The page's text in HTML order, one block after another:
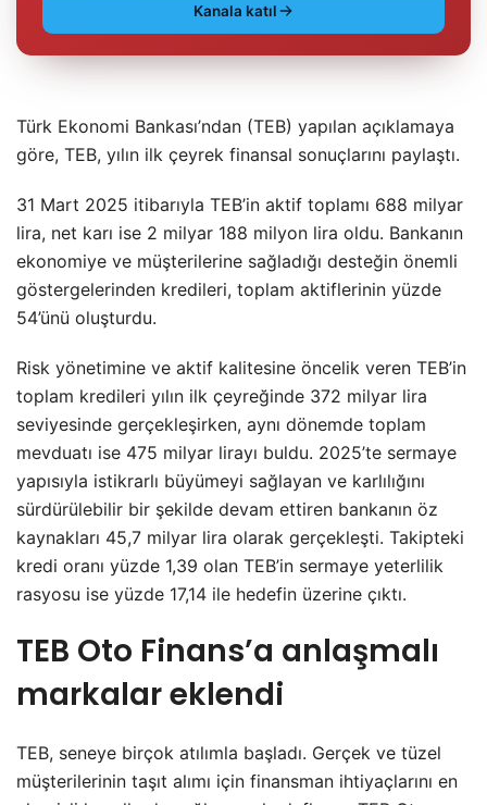
Kanala katıl
Türk Ekonomi Bankası’ndan (TEB) yapılan açıklamaya
göre, TEB, yılın ilk çeyrek finansal sonuçlarını paylaştı.
31 Mart 2025 itibarıyla TEB’in aktif toplamı 688 milyar
lira, net karı ise 2 milyar 188 milyon lira oldu. Bankanın
ekonomiye ve müşterilerine sağladığı desteğin önemli
göstergelerinden kredileri, toplam aktiflerinin yüzde
54’ünü oluşturdu.
Risk yönetimine ve aktif kalitesine öncelik veren TEB’in
toplam kredileri yılın ilk çeyreğinde 372 milyar lira
seviyesinde gerçekleşirken, aynı dönemde toplam
mevduatı ise 475 milyar lirayı buldu. 2025’te sermaye
yapısıyla istikrarlı büyümeyi sağlayan ve karlılığını
sürdürülebilir bir şekilde devam ettiren bankanın öz
kaynakları 45,7 milyar lira olarak gerçekleşti. Takipteki
kredi oranı yüzde 1,39 olan TEB’in sermaye yeterlilik
rasyosu ise yüzde 17,14 ile hedefin üzerine çıktı.
TEB Oto Finans’a anlaşmalı
markalar eklendi
TEB, seneye birçok atılımla başladı. Gerçek ve tüzel
müşterilerinin taşıt alımı için finansman ihtiyaçlarını en